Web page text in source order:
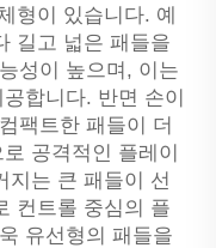
형이 있습니다. 예
길고 넓은 패들을
성이 높으며, 이는
합니다. 반면 손이
팩트한 패들이 더
공격적인 플레이
지는 큰 패들이 선
컨트롤 중심의 플
유선형의 패들을